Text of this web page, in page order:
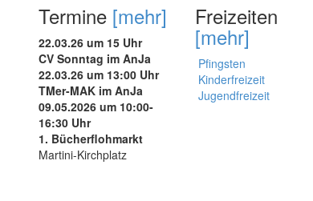
Termine [mehr]
22.03.26 um 15 Uhr
CV Sonntag im AnJa
22.03.26 um 13:00 Uhr
TMer-MAK im AnJa
09.05.2026 um 10:00-
16:30 Uhr
1. Bücherflohmarkt
Martini-Kirchplatz
Freizeiten
[mehr]
Pfingsten
Kinderfreizeit
Jugendfreizeit